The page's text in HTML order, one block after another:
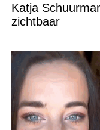
Katja
zichtbaar